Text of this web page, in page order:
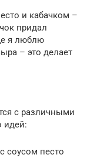
и кабачком –
придал
я люблю
– это делает
с различными
идей:
соусом песто